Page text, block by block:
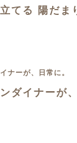
てる 陽だま
ダイナーが